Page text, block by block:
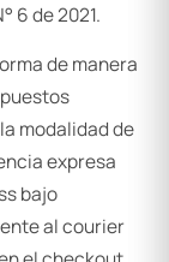
6 de 2021.
de manera
modalidad de
expresa
bajo
al courier